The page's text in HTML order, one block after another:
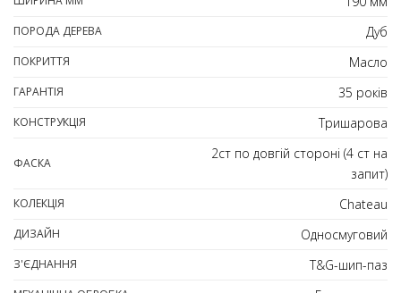
ПОРОДА ДЕРЕВА Дуб
ПОКРИТТЯ Масло
ГАРАНТІЯ 35 років
КОНСТРУКЦІЯ Тришарова
ФАСКА
2ст по довгій стороні (4 ст на
запит)
КОЛЕКЦІЯ Chateau
ДИЗАЙН Односмуговий
З'ЄДНАННЯ T&G-шип-паз